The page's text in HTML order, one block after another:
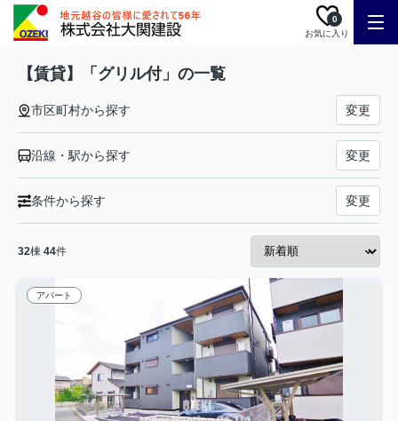
お気に入り
0
【賃貸】「グリル付」の一覧
市区町村から探す 変更
沿線・駅から探す 変更
条件から探す 変更
32棟 44件
アパート